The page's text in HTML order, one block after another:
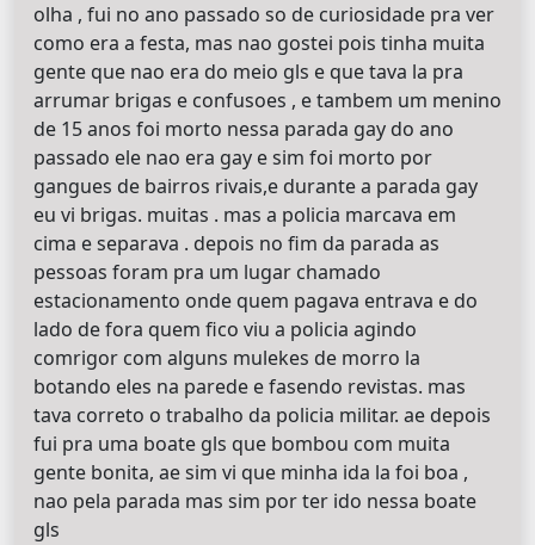
olha , fui no ano passado so de curiosidade pra ver
como era a festa, mas nao gostei pois tinha muita
gente que nao era do meio gls e que tava la pra
arrumar brigas e confusoes , e tambem um menino
de 15 anos foi morto nessa parada gay do ano
passado ele nao era gay e sim foi morto por
gangues de bairros rivais,e durante a parada gay
eu vi brigas. muitas . mas a policia marcava em
cima e separava . depois no fim da parada as
pessoas foram pra um lugar chamado
estacionamento onde quem pagava entrava e do
lado de fora quem fico viu a policia agindo
comrigor com alguns mulekes de morro la
botando eles na parede e fasendo revistas. mas
tava correto o trabalho da policia militar. ae depois
fui pra uma boate gls que bombou com muita
gente bonita, ae sim vi que minha ida la foi boa ,
nao pela parada mas sim por ter ido nessa boate
gls